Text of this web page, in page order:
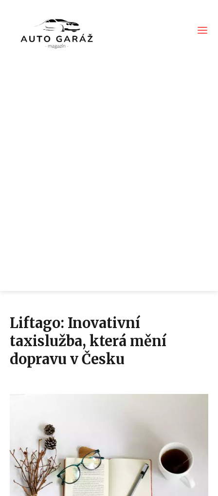
Liftago: Inovativní
taxislužba, která mění
dopravu v Česku